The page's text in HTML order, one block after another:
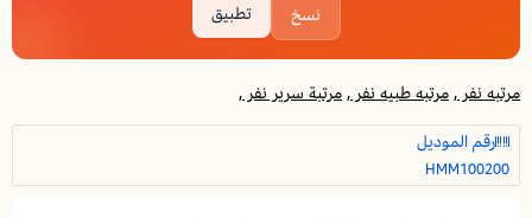
نسخ تطبيق
مرتبه نفر ,مرتبه طبيه نفر ,مرتبة سرير نفر ,
رقم الموديل
HMM100200